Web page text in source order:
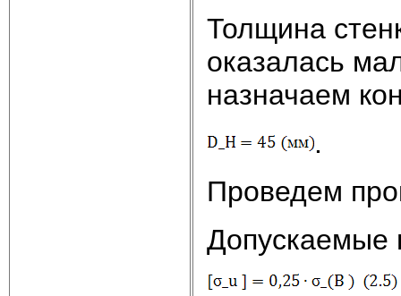
Толщина
оказалась
назначаем
.
Проведем
Допускаемые